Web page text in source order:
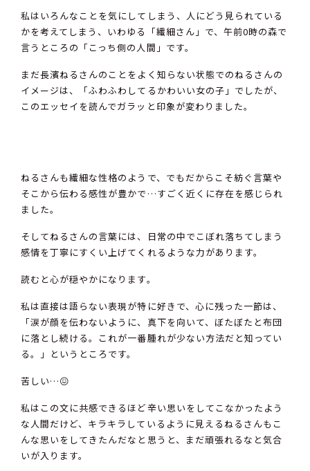
私はいろんなことを気にしてしまう、人にどう見られている
かを考えてしまう、いわゆる「繊細さん」で、午前0時の森で
言うところの「こっち側の人間」です。
まだ長濱ねるさんのことをよく知らない状態でのねるさんの
イメージは、「ふわふわしてるかわいい女の子」でしたが、
このエッセイを読んでガラッと印象が変わりました。
ねるさんも繊細な性格のようで、でもだからこそ紡ぐ言葉や
そこから伝わる感性が豊かで…すごく近くに存在を感じられ
ました。
そしてねるさんの言葉には、日常の中でこぼれ落ちてしまう
感情を丁寧にすくい上げてくれるような力があります。
読むと心が穏やかになります。
私は直接は語らない表現が特に好きで、心に残った一節は、
「涙が顔を伝わないように、真下を向いて、ぼたぼたと布団
に落とし続ける。これが一番腫れが少ない方法だと知ってい
る。」というところです。
苦しい…😖
私はこの文に共感できるほど辛い思いをしてこなかったよう
な人間だけど、キラキラしているように見えるねるさんもこ
んな思いをしてきたんだなと思うと、まだ頑張れるなと気合
いが入ります。